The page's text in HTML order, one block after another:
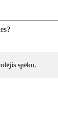
spēku.